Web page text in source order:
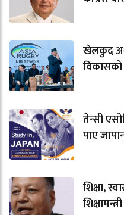
खेलकुद
तेन्सी
पाए
शिक्षा,